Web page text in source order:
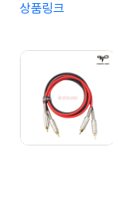
상품링크